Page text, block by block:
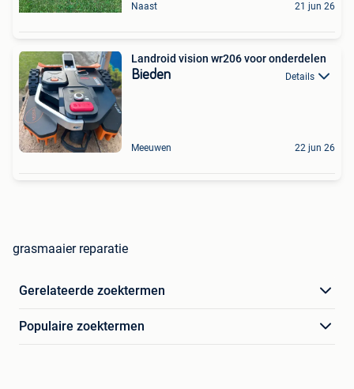
Naast 21 jun 26
Landroid vision wr206 voor onderdelen
Bieden Details
Meeuwen 22 jun 26
grasmaaier reparatie
Gerelateerde zoektermen
Populaire zoektermen